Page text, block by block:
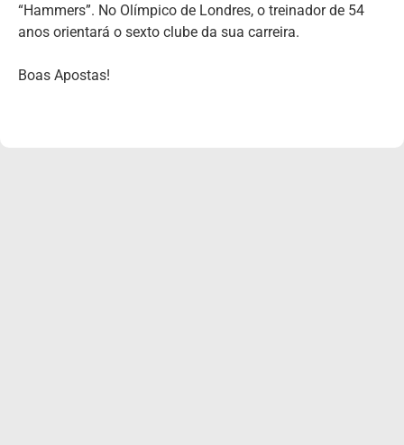
“Hammers”. No Olímpico de Londres, o treinador de 54
anos orientará o sexto clube da sua carreira.
Boas Apostas!